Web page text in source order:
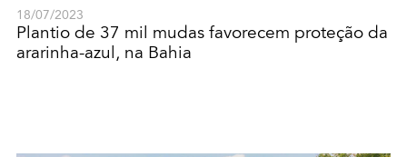
18/07/2023
Plantio de 37 mil mudas favorecem proteção da
ararinha-azul, na Bahia